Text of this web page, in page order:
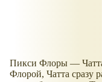
Пикси Флоры —
Флорой, Чатта сразу